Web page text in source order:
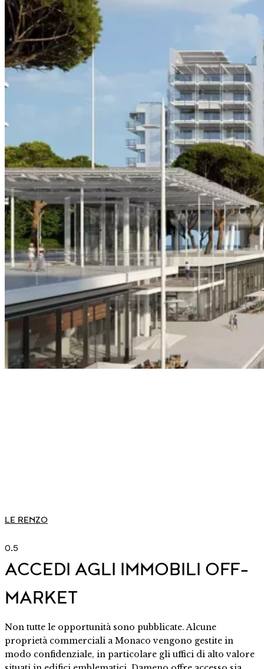
LE RENZO
ACCEDI AGLI IMMOBILI OFF-
MARKET
Non tutte le opportunità sono pubblicate. Alcune
proprietà commerciali a Monaco vengono gestite in
modo confidenziale, in particolare gli uffici di alto valore